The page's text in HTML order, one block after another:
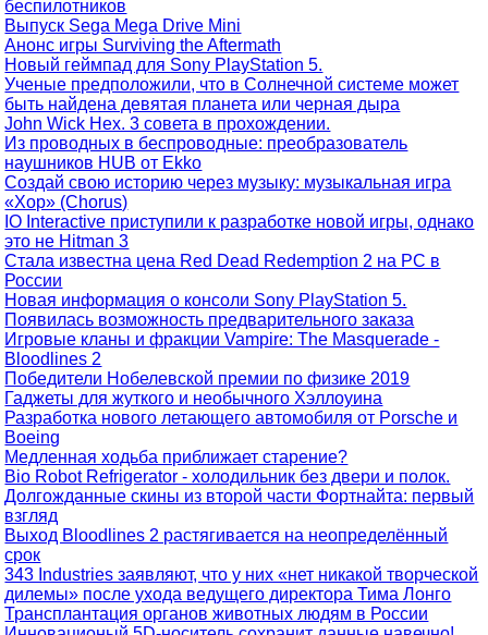
беспилотников
Выпуск Sega Mega Drive Mini
Анонс игры Surviving the Aftermath
Новый геймпад для Sony PlayStation 5.
Ученые предположили, что в Солнечной системе может
быть найдена девятая планета или черная дыра
John Wick Hex. 3 совета в прохождении.
Из проводных в беспроводные: преобразователь
наушников HUB от Ekko
Создай свою историю через музыку: музыкальная игра
«Хор» (Chorus)
IO Interactive приступили к разработке новой игры, однако
это не Hitman 3
Стала известна цена Red Dead Redemption 2 на РС в
России
Новая информация о консоли Sony PlayStation 5.
Появилась возможность предварительного заказа
Игровые кланы и фракции Vampire: The Masquerade -
Bloodlines 2
Победители Нобелевской премии по физике 2019
Гаджеты для жуткого и необычного Хэллоуина
Разработка нового летающего автомобиля от Porsche и
Boeing
Медленная ходьба приближает старение?
Bio Robot Refrigerator - холодильник без двери и полок.
Долгожданные скины из второй части Фортнайта: первый
взгляд
Выход Bloodlines 2 растягивается на неопределённый
срок
343 Industries заявляют, что у них «нет никакой творческой
дилемы» после ухода ведущего директора Тима Лонго
Трансплантация органов животных людям в России